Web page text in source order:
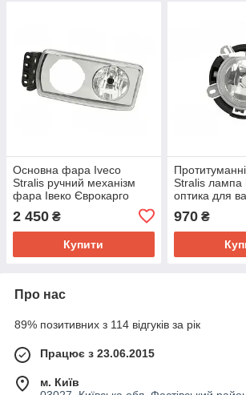
Основна фара Iveco
Stralis ручний механізм
фара Івеко Єврокарго
Eurocargo Trekker оптика
для вантажівок
2 450 ₴
Купити
Stralis лампа
оптика для
вербо
скло
970₴
Про нас
89% позитивних з 114 відгуків за рік
Працює з 23.06.2015
м. Київ